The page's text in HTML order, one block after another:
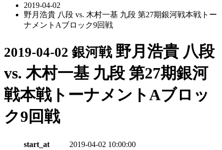
2019-04-02
野月浩貴 八段 vs. 木村一基 九段 第27期銀河戦本戦トー
ナメントAブロック9回戦
2019-04-02 銀河戦 野月浩貴 八段
vs. 木村一基 九段 第27期銀河
戦本戦トーナメントAブロッ
ク9回戦
start_at
2019-04-02 10:00:00